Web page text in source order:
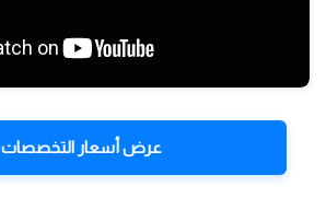
عرض أسعار التخصصات